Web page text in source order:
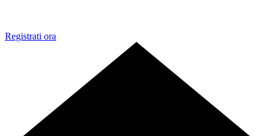
Registrati ora